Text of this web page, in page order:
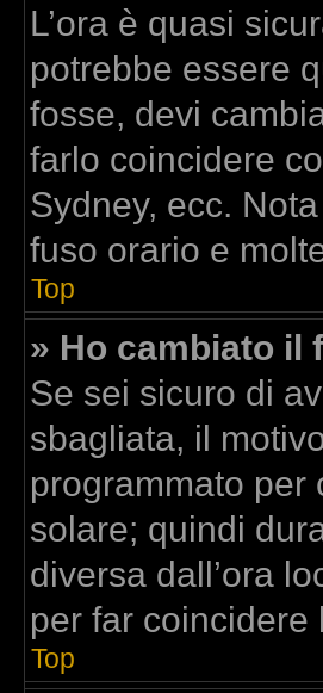
L’ora è quasi
potrebbe essere
fosse, devi
farlo coincidere
Sydney, ecc.
fuso orario e
Top
» Ho cambiato il
Se sei sicuro di
sbagliata, il
programmato per
solare; quindi
diversa dall’ora
per far coincidere
Top